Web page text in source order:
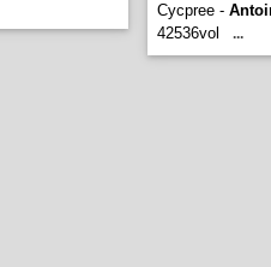
Cycpree -
42536vol
...